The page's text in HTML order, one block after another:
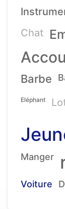
Chat
Barbe
Eléphant
Manger
Voiture